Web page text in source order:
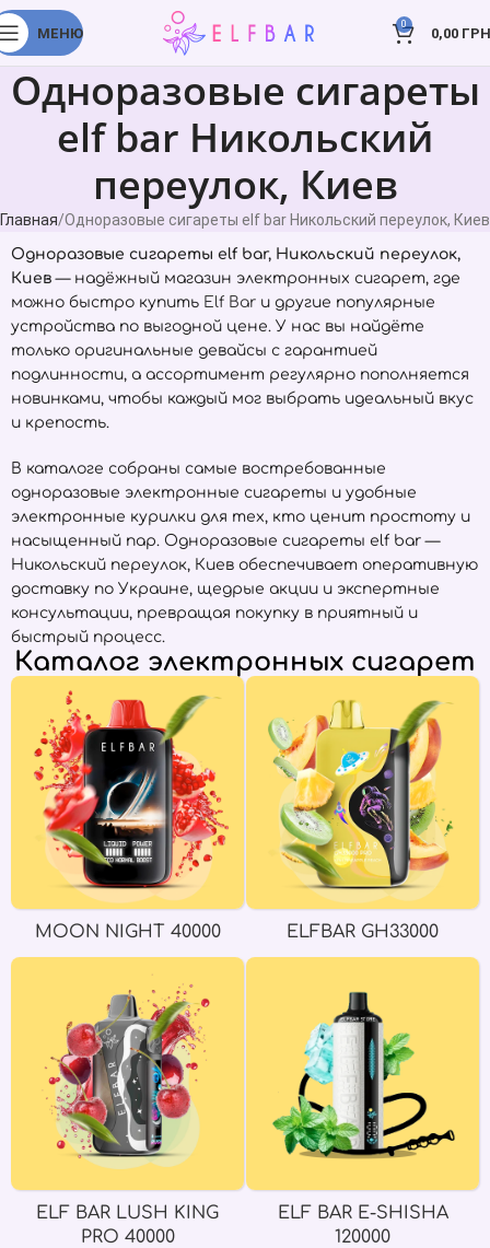
МЕНЮ
0
0,00
Одноразовые сигареты
elf bar Никольский
переулок, Киев
Главная Одноразовые сигареты elf bar Никольский переулок, Киев
Одноразовые сигареты elf bar, Никольский переулок,
Киев — надёжный магазин электронных сигарет, где
можно быстро купить Elf Bar и другие популярные
устройства по выгодной цене. У нас вы найдёте
только оригинальные девайсы с гарантией
подлинности, а ассортимент регулярно пополняется
новинками, чтобы каждый мог выбрать идеальный вкус
и крепость.
В каталоге собраны самые востребованные
одноразовые электронные сигареты и удобные
электронные курилки для тех, кто ценит простоту и
насыщенный пар. Одноразовые сигареты elf bar —
Никольский переулок, Киев обеспечивает оперативную
доставку по Украине, щедрые акции и экспертные
консультации, превращая покупку в приятный и
быстрый процесс.
Каталог электронных сигарет
MOON NIGHT 40000 ELFBAR GH33000
ELF BAR LUSH KING
PRO 40000
ELF BAR E-SHISHA
120000